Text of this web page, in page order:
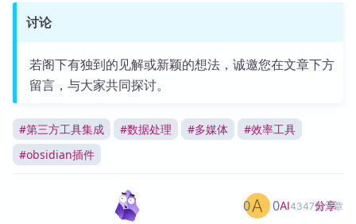
讨论
若阁下有独到的见解或新颖的想法，诚邀您在文章下方
留言，与大家共同探讨。
#第三方工具集成 #数据处理 #多媒体 #效率工具
#obsidian插件
AI4347篇文章
0 0 分享